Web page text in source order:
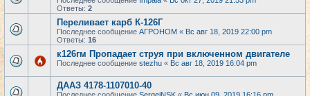
Ответы: 2
Переливает карб К-126Г
Последнее сообщение АГРОНОМ « Вс авг 18, 2019 22:00 pm
Ответы: 16
к126гм Пропадает струя при включенном двигателе
Последнее сообщение stezhu « Вс авг 18, 2019 16:04 pm
ДААЗ 4178-1107010-40